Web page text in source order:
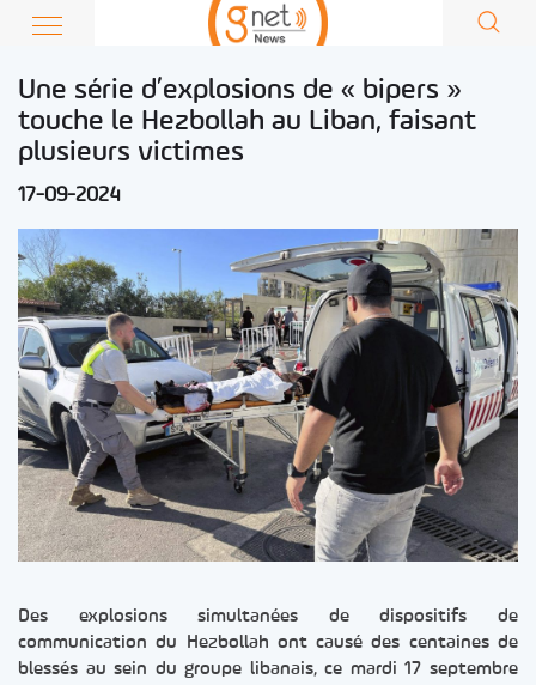
Une série d’explosions de « bipers »
touche le Hezbollah au Liban, faisant
plusieurs victimes
17-09-2024
Des explosions simultanées de dispositifs de
communication du Hezbollah ont causé des centaines de
blessés au sein du groupe libanais, ce mardi 17 septembre